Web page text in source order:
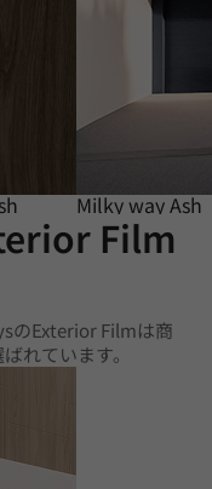
Milky way Ash
Film
のExterior Filmは商
れています。